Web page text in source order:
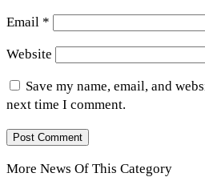
Email *
Website
Save my name, email, and
next time I comment.
More News Of This Category